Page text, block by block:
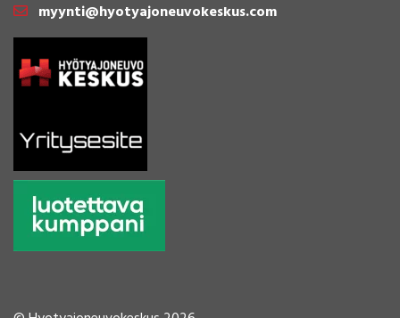
myynti@hyotyajoneuvokeskus.com